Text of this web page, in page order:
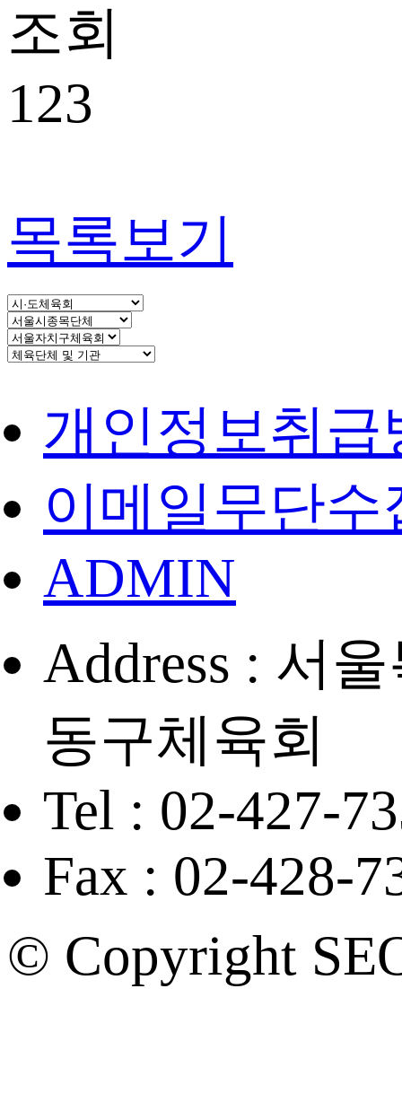
조회
123
목록보기
개인정보취급
이메일무단수
ADMIN
Address : 서
동구체육회
Tel : 02-427-
Fax : 02-428-
© Copyright